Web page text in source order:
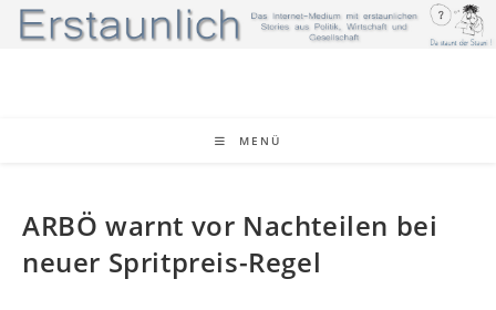
MENÜ
ARBÖ warnt vor Nachteilen bei
neuer Spritpreis-Regel